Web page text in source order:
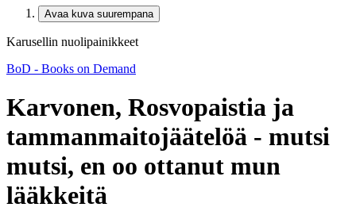
Avaa kuva suurempana
Karusellin nuolipainikkeet
BoD - Books on Demand
Karvonen, Rosvopaistia ja
tammanmaitojäätelöä - mutsi
mutsi, en oo ottanut mun
lääkkeitä